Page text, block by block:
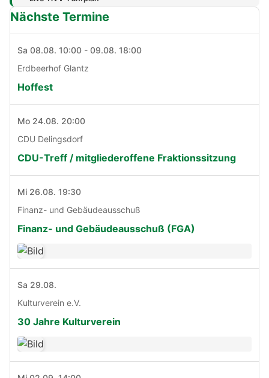
Nächste Termine
Sa 08.08. 10:00 - 09.08. 18:00
Erdbeerhof Glantz
Hoffest
Mo 24.08. 20:00
CDU Delingsdorf
CDU-Treff / mitgliederoffene Fraktionssitzung
Mi 26.08. 19:30
Finanz- und Gebäudeausschuß
Finanz- und Gebäudeausschuß (FGA)
Sa 29.08.
Kulturverein e.V.
30 Jahre Kulturverein